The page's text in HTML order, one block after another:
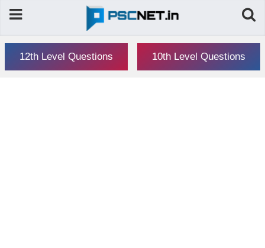
12th Level Questions 10th Level Questions